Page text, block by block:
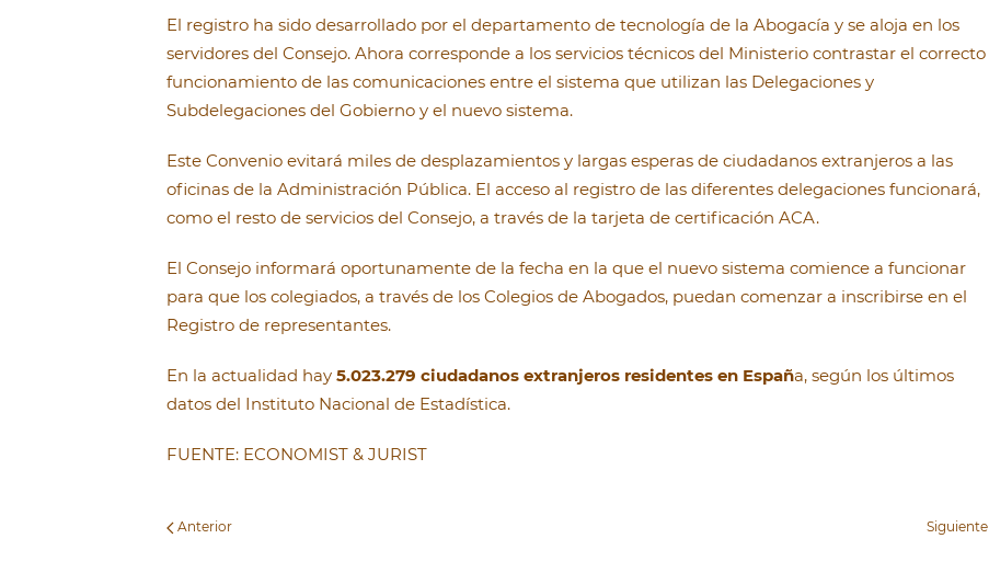
El registro ha sido desarrollado por el departamento de tecnología de la Abogacía y se aloja en los
servidores del Consejo. Ahora corresponde a los servicios técnicos del Ministerio contrastar el correcto
funcionamiento de las comunicaciones entre el sistema que utilizan las Delegaciones y
Subdelegaciones del Gobierno y el nuevo sistema.
Este Convenio evitará miles de desplazamientos y largas esperas de ciudadanos extranjeros a las
oficinas de la Administración Pública. El acceso al registro de las diferentes delegaciones funcionará,
como el resto de servicios del Consejo, a través de la tarjeta de certificación ACA.
El Consejo informará oportunamente de la fecha en la que el nuevo sistema comience a funcionar
para que los colegiados, a través de los Colegios de Abogados, puedan comenzar a inscribirse en el
Registro de representantes.
En la actualidad hay 5.023.279 ciudadanos extranjeros residentes en España, según los últimos
datos del Instituto Nacional de Estadística.
FUENTE: ECONOMIST & JURIST
Anterior Siguiente